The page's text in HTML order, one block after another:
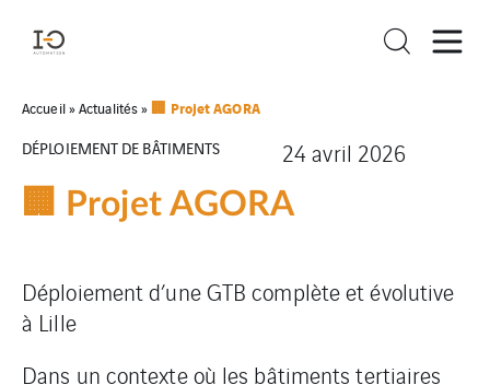
Accueil»Actualités»🏢 Projet AGORA
DÉPLOIEMENT DE BÂTIMENTS
24 avril 2026
🏢 Projet AGORA
Déploiement d’une GTB complète et évolutive
à Lille
Dans un contexte où les bâtiments tertiaires